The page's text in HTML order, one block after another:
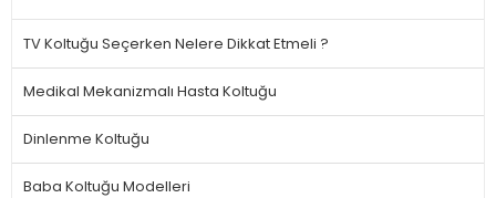
TV Koltuğu Seçerken Nelere Dikkat Etmeli ?
Medikal Mekanizmalı Hasta Koltuğu
Dinlenme Koltuğu
Baba Koltuğu Modelleri